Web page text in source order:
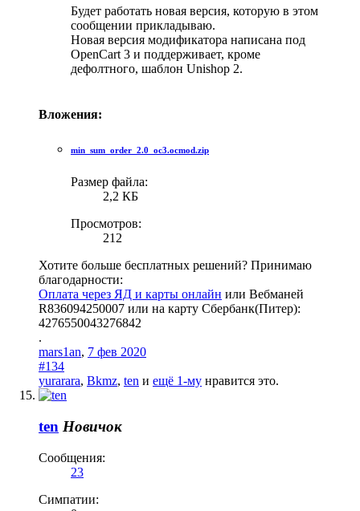
Будет работать новая версия, которую в этом
сообщении прикладываю.
Новая версия модификатора написана под
OpenCart 3 и поддерживает, кроме
дефолтного, шаблон Unishop 2.
Вложения:
min_sum_order_2.0_oc3.ocmod.zip
Размер файла:
2,2 КБ
Просмотров:
212
Хотите больше бесплатных решений? Принимаю
благодарности:
Оплата через ЯД и карты онлайн или Вебманей
R836094250007 или на карту Сбербанк(Питер):
4276550043276842
.
mars1an, 7 фев 2020
#134
yurarara, Bkmz, ten и ещё 1-му нравится это.
ten Новичок
Сообщения:
23
Симпатии: